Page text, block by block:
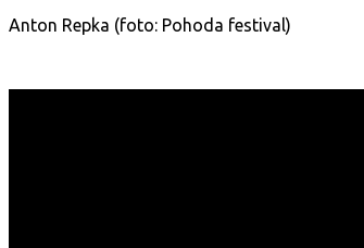
Anton Repka (foto: Pohoda festival)